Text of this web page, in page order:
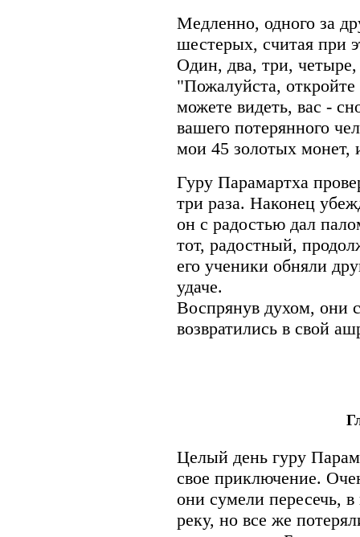
Медленно, одного за
шестерых, считая при
Один, два, три, четыре,
"Пожалуйста,
можете видеть, вас -
вашего потерянного
мои 45 золотых монет,
Гуру Парамартха
три раза. Наконец
он с радостью дал
тот, радостный,
его ученики обняли
удаче.
Воспрянув духом, они
возвратились в свой
Целый день гуру
свое приключение.
они сумели пересечь,
реку, но все же